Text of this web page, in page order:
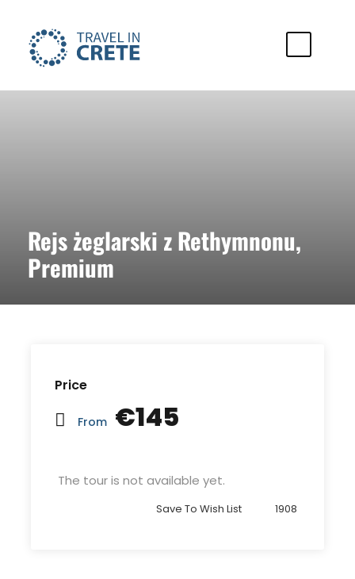
Rejs żeglarski z Rethymnonu,
Premium
Price
From €145
The tour is not available yet.
Save To Wish List 1908